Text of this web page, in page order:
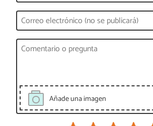
Añade una imagen